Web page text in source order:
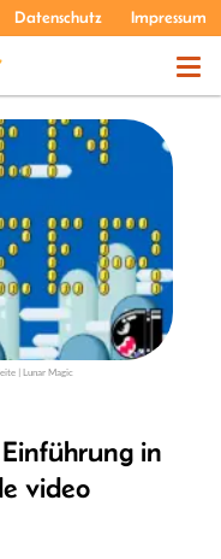
Datenschutz Impressum
| Lunar Magic
in
video